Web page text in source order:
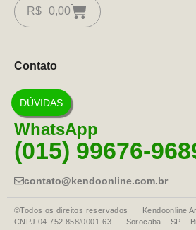
R$ 0,00
Contato
DÚVIDAS
WhatsApp
(015) 99676-
contato@kendoonline.com.br
©Todos os direitos reservados Kendoonline
CNPJ 04.752.858/0001-63 Sorocaba – SP –